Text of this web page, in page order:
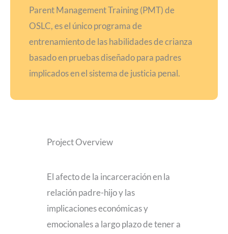
Parent Management Training (PMT) de
OSLC, es el único programa de
entrenamiento de las habilidades de crianza
basado en pruebas diseñado para padres
implicados en el sistema de justicia penal.
Project Overview
El afecto de la incarceración en la
relación padre-hijo y las
implicaciones económicas y
emocionales a largo plazo de tener a